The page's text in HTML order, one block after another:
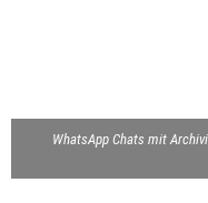
WhatsApp Chats mit